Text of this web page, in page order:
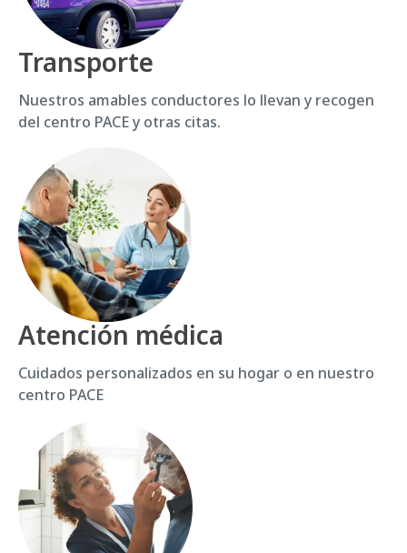
Transporte
Nuestros amables conductores lo llevan y recogen
del centro PACE y otras citas.
Atención médica
Cuidados personalizados en su hogar o en nuestro
centro PACE